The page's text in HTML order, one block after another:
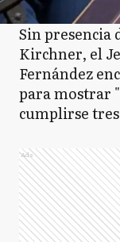
Sin presencia
Kirchner, el
Fernández
para mostrar
cumplirse
Ads